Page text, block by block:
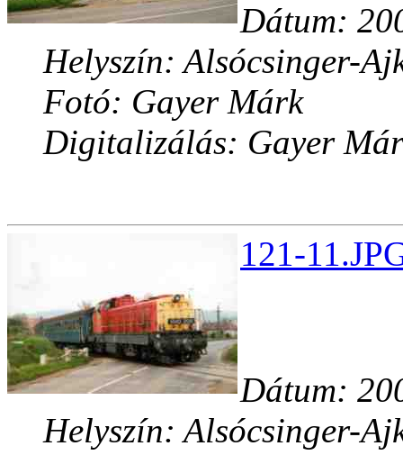
Dátum:
Helyszín: Alsócsinger-
Fotó: Gayer Márk
Digitalizálás: Gayer
121-
Dátum:
Helyszín: Alsócsinger-